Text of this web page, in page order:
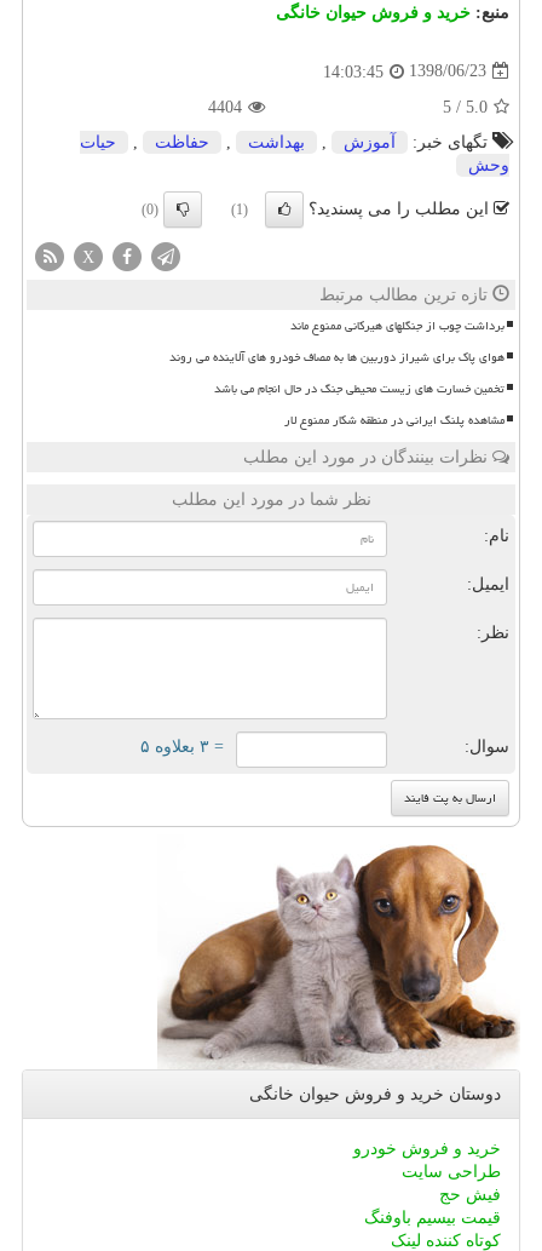
منبع: خرید و فروش حیوان خانگی
1398/06/23
14:03:45
5.0
/
5
4404
تگهای خبر:
آموزش بهداشت حفاظت
حیات
وحش
این مطلب را می پسندید؟ (1)
(0)
X
تازه ترین مطالب مرتبط
برداشت چوب از جنگلهای هیرکانی ممنوع ماند
هوای پاک برای شیراز دوربین ها به مصاف خودرو های آلاینده می روند
تخمین خسارت های زیست محیطی جنگ در حال انجام می باشد
مشاهده پلنگ ایرانی در منطقه شکار ممنوع لار
نظرات بینندگان در مورد این مطلب
نظر شما در مورد این مطلب
نام:
ایمیل:
نظر:
سوال: = ۳ بعلاوه ۵
دوستان خرید و فروش حیوان خانگی
خرید و فروش خودرو
طراحی سایت
فیش حج
قیمت بیسیم باوفنگ
کوتاه کننده لینک